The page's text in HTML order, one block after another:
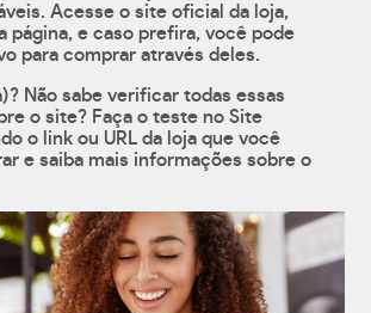
Acesse o site oficial da loja,
página, e caso prefira, você pode
para comprar através deles.
Não sabe verificar todas essas
o site? Faça o teste no Site
o link ou URL da loja que você
e saiba mais informações sobre o